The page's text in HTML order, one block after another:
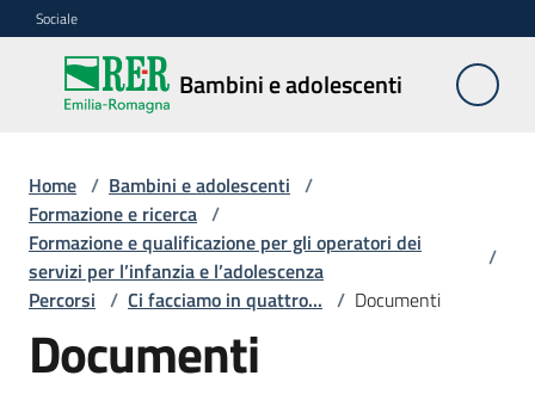
Vai al contenuto
Vai alla navigazione
Vai al footer
Sociale
Bambini e adolescenti
Bambini e
adolescenti
Accoglienza,
tutela
e
sostegno
Home / Bambini e adolescenti /
Formazione e ricerca /
Formazione e qualificazione per gli operatori dei
servizi per l’infanzia e l’adolescenza
/
Percorsi / Ci facciamo in quattro... / Documenti
Documenti